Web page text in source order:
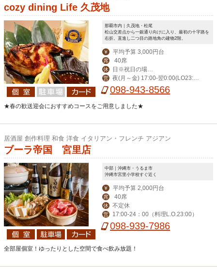
cozy dining Life 久茂地
那覇市内｜久茂地・松尾
松山交差点から一銀通り向けに入り、最初の十字路を
右折。直進し二つ目の路地角の建物2階。
￥ 平均予算 3,000円台
席 40席
休
営業。月曜振替休。
営
夜(月～金) 17:00-翌0:00(LO23:3
0) (土)-翌1:00(LO翌0:30) 昼(月～金) 1
098-943-8566
★春の歓送迎会におすすめコースをご用意しました★
居酒屋 創作料理 和食 洋食 イタリアン・フレンチ アジアン
ブーラ帝国 宮里店
中部｜沖縄市・うるま市
沖縄市宮里小学校すぐ近く
￥ 平均予算 2,000円台
席 40席
休 不定休
営 17:00-24：00（料理L.O.23:00）
098-939-7986
全部屋個室！ゆったりとした空間で食べ飲み放題！